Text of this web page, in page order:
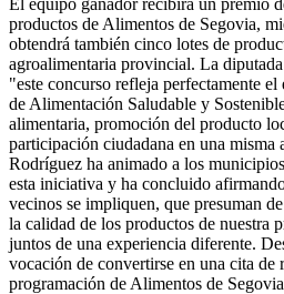
productos de Alimentos de Segovia,
obtendrá también cinco lotes de
agroalimentaria provincial. La
"este concurso refleja perfectamente el
de Alimentación Saludable y
alimentaria, promoción del producto
participación ciudadana en una
Rodríguez ha animado a los
esta iniciativa y ha concluido
vecinos se impliquen, que presuman
la calidad de los productos de nuestra
juntos de una experiencia diferente.
vocación de convertirse en una cita de
programación de Alimentos de